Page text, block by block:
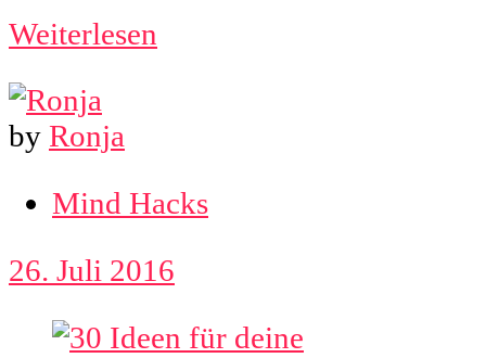
Weiterlesen
by Ronja
Mind Hacks
26. Juli 2016